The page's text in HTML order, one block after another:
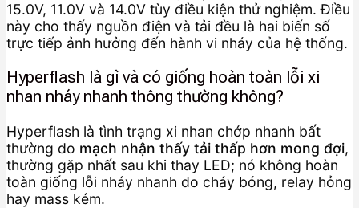
15.0V, 11.0V và 14.0V tùy điều kiện thử nghiệm. Điều
này cho thấy nguồn điện và tải đều là hai biến số
trực tiếp ảnh hưởng đến hành vi nháy của hệ thống.
Hyperflash là gì và có giống hoàn toàn lỗi xi
nhan nháy nhanh thông thường không?
Hyperflash là tình trạng xi nhan chớp nhanh bất
thường do mạch nhận thấy tải thấp hơn mong đợi,
thường gặp nhất sau khi thay LED; nó không hoàn
toàn giống lỗi nháy nhanh do cháy bóng, relay hỏng
hay mass kém.